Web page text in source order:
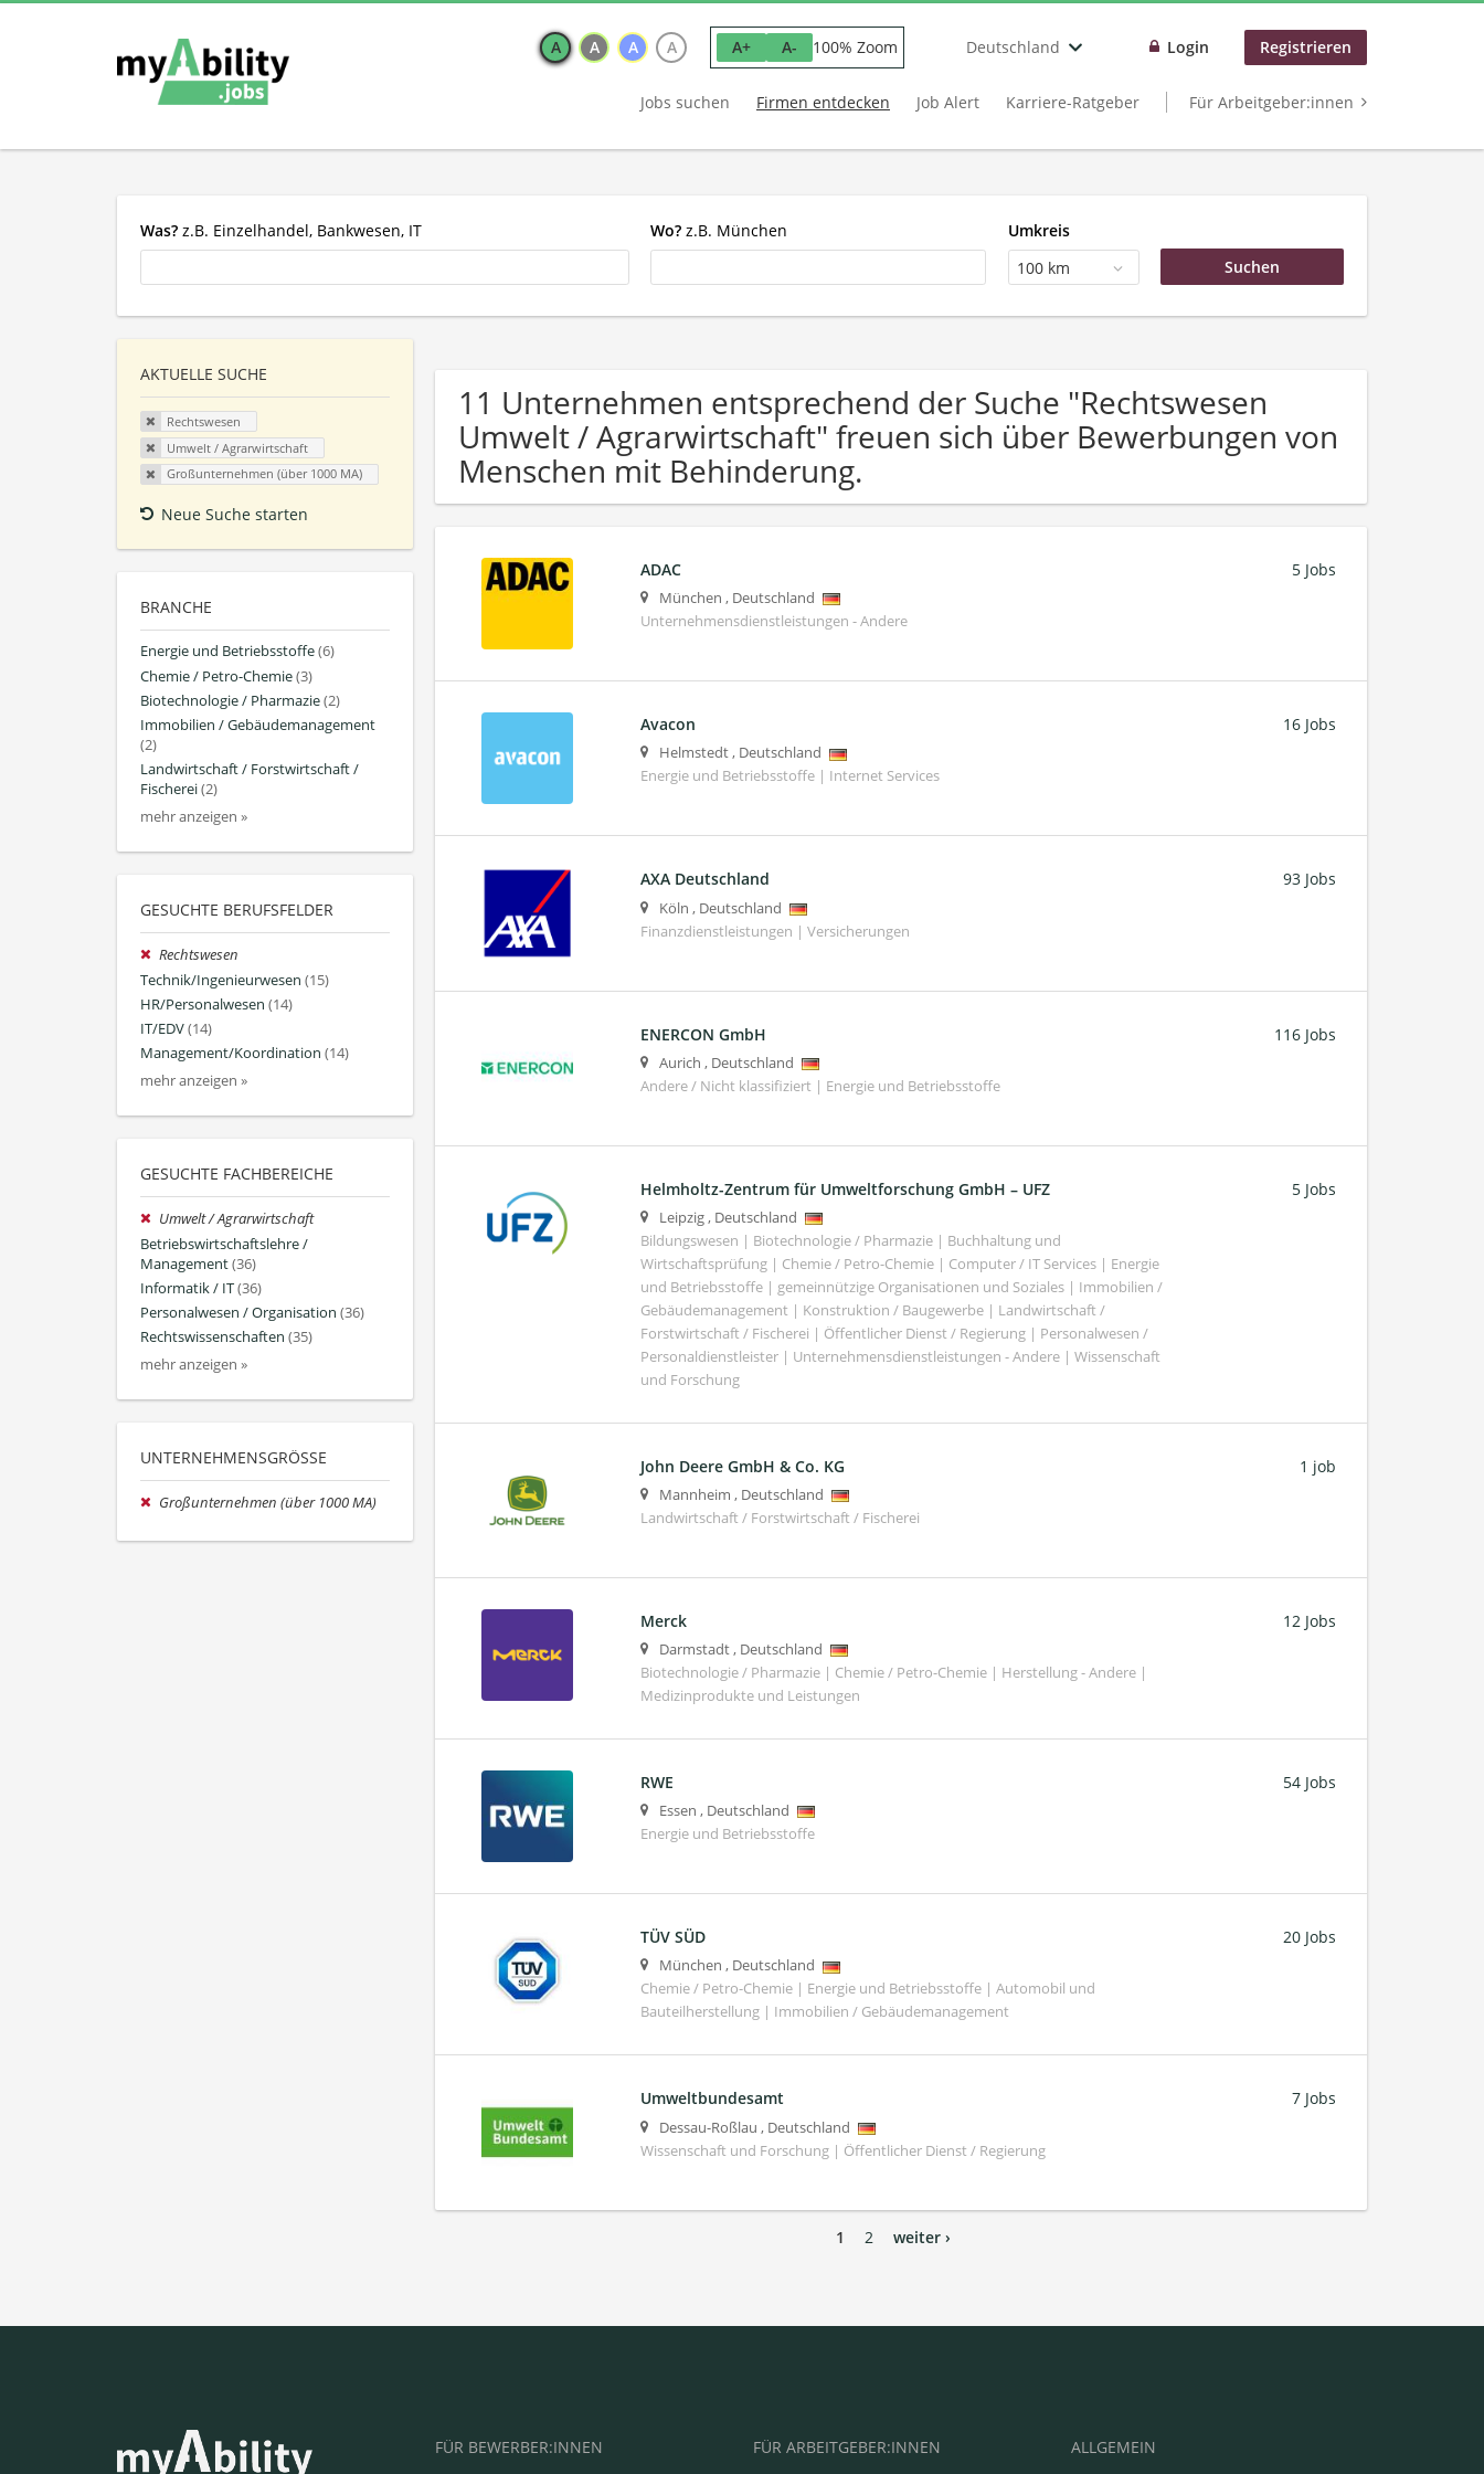
A A A A A+ A- 100% Zoom Deutschland Login Registrieren
Jobs suchen Firmen entdecken Job Alert Karriere-Ratgeber Für Arbeitgeber:innen
Was? z.B. Einzelhandel, Bankwesen, IT Wo? z.B. München
Umkreis
100 km
AKTUELLE SUCHE
Rechtswesen
Umwelt / Agrarwirtschaft
Großunternehmen (über 1000 MA)
Neue Suche starten
BRANCHE
Energie und Betriebsstoffe(6)
Chemie / Petro-Chemie(3)
Biotechnologie / Pharmazie(2)
Immobilien / Gebäudemanagement
(2)
Landwirtschaft / Forstwirtschaft /
Fischerei(2)
mehr anzeigen »
GESUCHTE BERUFSFELDER
Rechtswesen
Technik/Ingenieurwesen (15)
HR/Personalwesen (14)
IT/EDV(14)
Management/Koordination (14)
mehr anzeigen »
GESUCHTE FACHBEREICHE
Umwelt / Agrarwirtschaft
Betriebswirtschaftslehre /
Management(36)
Informatik / IT(36)
Personalwesen / Organisation (36)
Rechtswissenschaften (35)
mehr anzeigen »
UNTERNEHMENSGRÖSSE
Großunternehmen (über 1000 MA)
11 Unternehmen entsprechend der Suche "Rechtswesen
Umwelt / Agrarwirtschaft" freuen sich über Bewerbungen von
Menschen mit Behinderung.
ADAC
München , Deutschland
Unternehmensdienstleistungen - Andere
5 Jobs
Avacon
Helmstedt, Deutschland
Energie und Betriebsstoffe | Internet Services
16 Jobs
AXA Deutschland
Köln , Deutschland
Finanzdienstleistungen | Versicherungen
93 Jobs
ENERCON GmbH
Aurich , Deutschland
Andere / Nicht klassifiziert | Energie und Betriebsstoffe
116 Jobs
Helmholtz-Zentrum für Umweltforschung GmbH – UFZ
Leipzig, Deutschland
Bildungswesen | Biotechnologie / Pharmazie | Buchhaltung und
Wirtschaftsprüfung | Chemie / Petro-Chemie | Computer / IT Services | Energie
und Betriebsstoffe | gemeinnützige Organisationen und Soziales | Immobilien /
Gebäudemanagement | Konstruktion / Baugewerbe | Landwirtschaft /
Forstwirtschaft / Fischerei | Öffentlicher Dienst / Regierung | Personalwesen /
Personaldienstleister | Unternehmensdienstleistungen - Andere | Wissenschaft
und Forschung
5 Jobs
John Deere GmbH & Co. KG
Mannheim , Deutschland
Landwirtschaft / Forstwirtschaft / Fischerei
1 job
Merck
Darmstadt, Deutschland
Biotechnologie / Pharmazie | Chemie / Petro-Chemie | Herstellung - Andere |
Medizinprodukte und Leistungen
12 Jobs
RWE
Essen , Deutschland
Energie und Betriebsstoffe
54 Jobs
TÜV SÜD
München , Deutschland
Chemie / Petro-Chemie | Energie und Betriebsstoffe | Automobil und
Bauteilherstellung | Immobilien / Gebäudemanagement
20 Jobs
Umweltbundesamt
Dessau-Roßlau , Deutschland
Wissenschaft und Forschung | Öffentlicher Dienst / Regierung
7 Jobs
1 2 weiter ›
FÜR BEWERBER:INNEN FÜR ARBEITGEBER:INNEN ALLGEMEIN